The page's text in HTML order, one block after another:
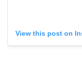
View this post on